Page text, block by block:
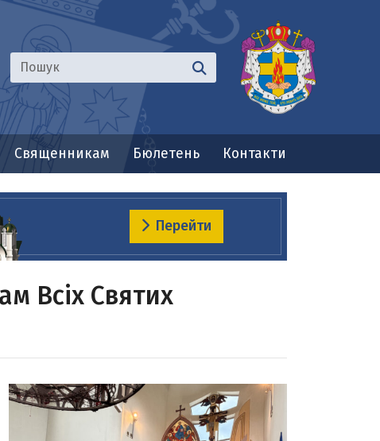
Священникам Бюлетень Контакти
Перейти
Всіх Святих